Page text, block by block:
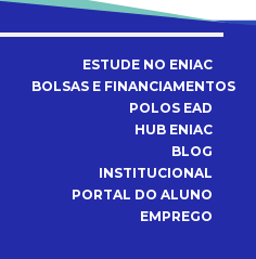
ESTUDE NO ENIAC
BOLSAS E FINANCIAMENTOS
POLOS EAD
HUB ENIAC
BLOG
INSTITUCIONAL
PORTAL DO ALUNO
EMPREGO